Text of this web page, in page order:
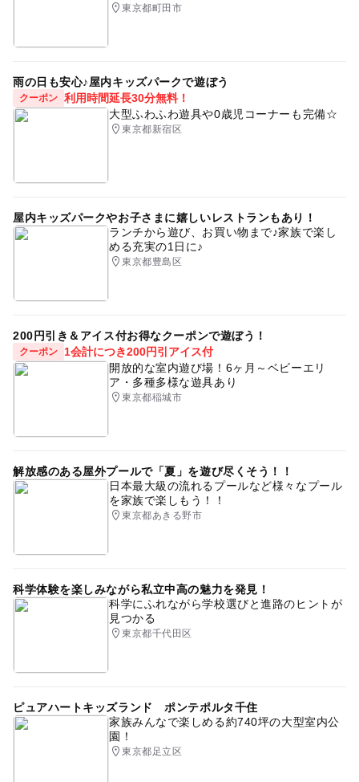
東京都町田市
雨の日も安心♪屋内キッズパークで遊ぼう
クーポン 利用時間延長30分無料！
大型ふわふわ遊具や0歳児コーナーも完備☆
東京都新宿区
屋内キッズパークやお子さまに嬉しいレストランもあり！
ランチから遊び、お買い物まで♪家族で楽し
める充実の1日に♪
東京都豊島区
200円引き＆アイス付お得なクーポンで遊ぼう！
クーポン
1会計につき200円引アイス付
開放的な室内遊び場！6ヶ月～ベビーエリ
ア・多種多様な遊具あり
東京都稲城市
解放感のある屋外プールで「夏」を遊び尽くそう！！
日本最大級の流れるプールなど様々なプール
を家族で楽しもう！！
東京都あきる野市
科学体験を楽しみながら私立中高の魅力を発見！
科学にふれながら学校選びと進路のヒントが
見つかる
東京都千代田区
ピュアハートキッズランド ポンテポルタ千住
家族みんなで楽しめる約740坪の大型室内公
園！
東京都足立区